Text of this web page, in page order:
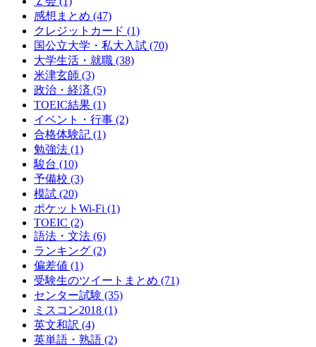
感想まとめ (47)
クレジットカード (1)
国公立大学・私大入試 (70)
大学生活・就職 (38)
米津玄師 (3)
政治・経済 (5)
TOEIC結果 (1)
イベント・行事 (2)
合格体験記 (1)
勉強法 (1)
駿台 (10)
予備校 (3)
模試 (20)
ポケットWi-Fi (1)
TOEIC (2)
語法・文法 (6)
ランキング (2)
偏差値 (1)
受験生のツイートまとめ (71)
センター試験 (35)
ミスコン2018 (1)
英文和訳 (4)
英単語・熟語 (2)